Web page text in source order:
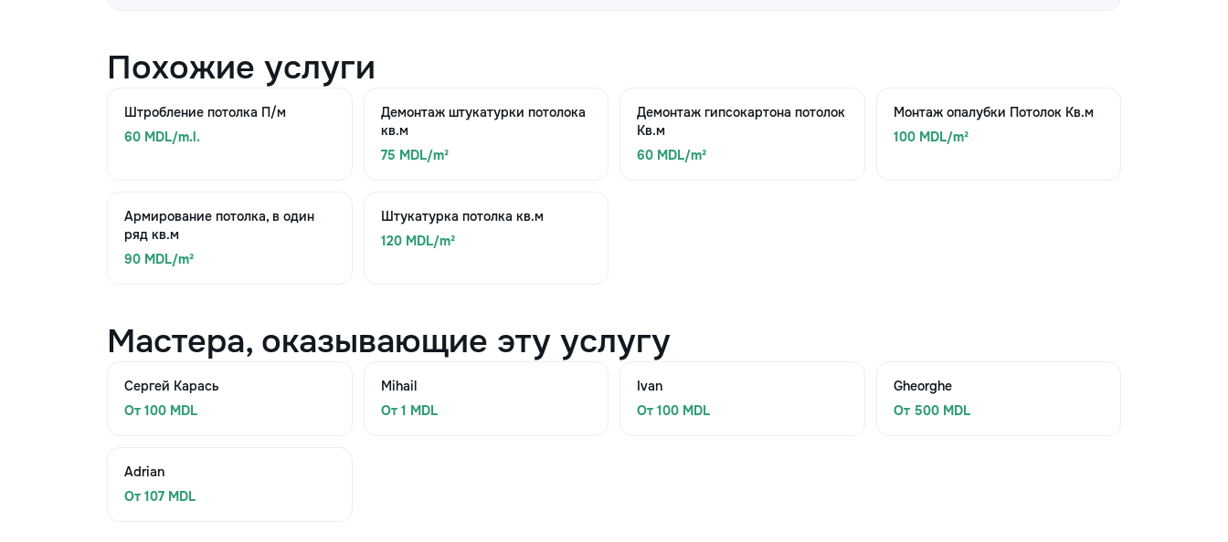
Похожие услуги
Штробление потолка П/м
60 MDL/m.l.
Демонтаж штукатурки потолока
кв.м
75 MDL/m²
Демонтаж гипсокартона потолок
Кв.м
60 MDL/m²
Монтаж опалубки Потолок Кв.м
100 MDL/m²
Армирование потолка, в один
ряд кв.м
90 MDL/m²
Штукатурка потолка кв.м
120 MDL/m²
Мастера, оказывающие эту услугу
Сергей Карась
От 100 MDL
Mihail
От 1 MDL
Ivan
От 100 MDL
Gheorghe
От 500 MDL
Adrian
От 107 MDL